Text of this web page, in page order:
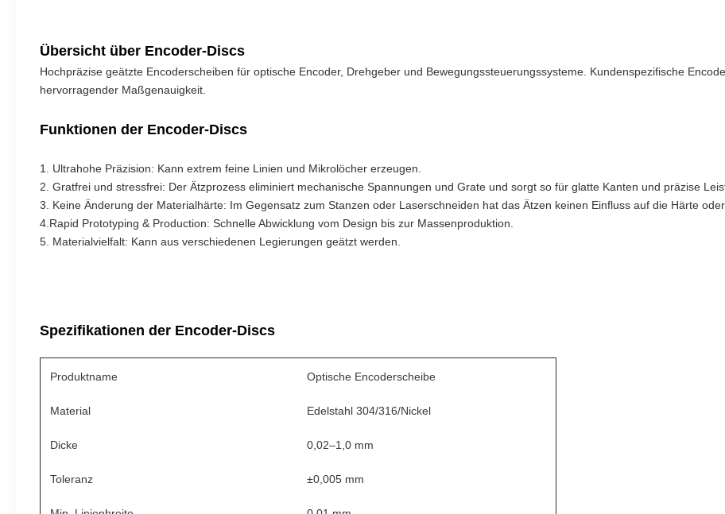
Übersicht über Encoder-Discs
Hochpräzise geätzte Encoderscheiben für optische Encoder, Drehgeber und Bewegungssteuerungssysteme. Kundenspezifische
hervorragender Maßgenauigkeit.
Funktionen der Encoder-Discs
1. Ultrahohe Präzision: Kann extrem feine Linien und Mikrolöcher erzeugen.
2. Gratfrei und stressfrei: Der Ätzprozess eliminiert mechanische Spannungen und Grate und sorgt so für glatte Kanten und präzise
3. Keine Änderung der Materialhärte: Im Gegensatz zum Stanzen oder Laserschneiden hat das Ätzen keinen Einfluss auf die Härte
4.Rapid Prototyping & Production: Schnelle Abwicklung vom Design bis zur Massenproduktion.
5. Materialvielfalt: Kann aus verschiedenen Legierungen geätzt werden.
Spezifikationen der Encoder-Discs
Produktname Optische Encoderscheibe
Material Edelstahl 304/316/Nickel
Dicke 0,02–1,0 mm
Toleranz ±0,005 mm